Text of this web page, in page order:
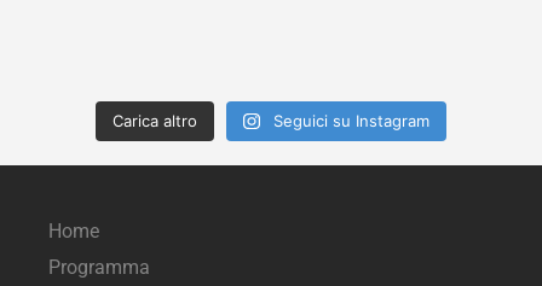
Carica altro Seguici su Instagram
Home
Programma